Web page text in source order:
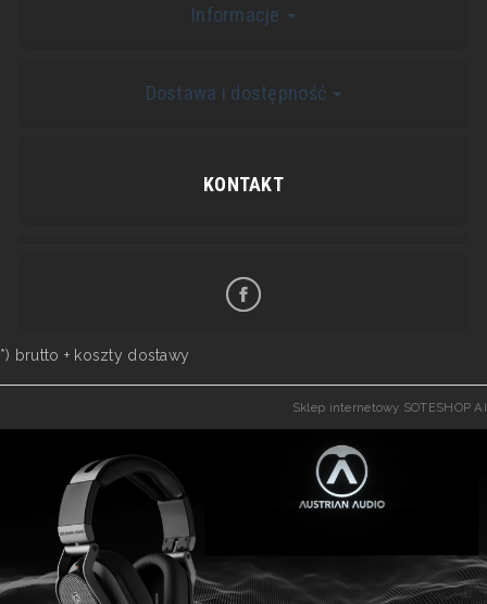
Informacje
Dostawa i dostępność
KONTAKT
*) brutto + koszty dostawy
Sklep internetowy SOTESHOP AI